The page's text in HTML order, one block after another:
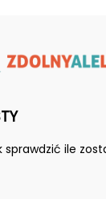
sprawdzić ile